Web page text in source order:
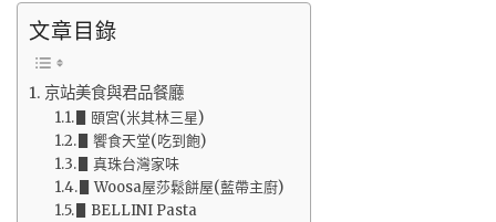
文章目錄
京站美食與君品餐廳
▋頤宮(米其林三星)
▋饗食天堂(吃到飽)
▋真珠台灣家味
▋Woosa屋莎鬆餅屋(藍帶主廚)
▋BELLINI Pasta